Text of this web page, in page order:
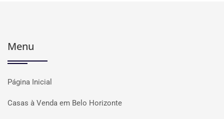
Menu
Página Inicial
Casas à Venda em Belo Horizonte